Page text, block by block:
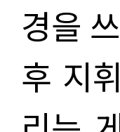
경을
후 지